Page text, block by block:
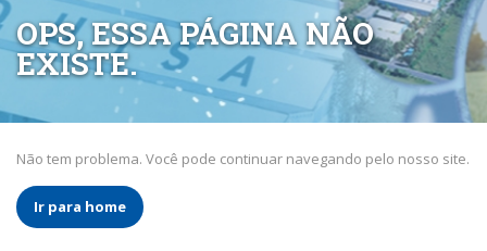
OPS, ESSA PÁGINA NÃO
EXISTE.
Não tem problema. Você pode continuar navegando pelo nosso site.
Ir para home